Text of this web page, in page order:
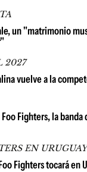
un "matrimonio
2027
vuelve a la
Fighters, la
EN URUGUAY
Fighters tocará en